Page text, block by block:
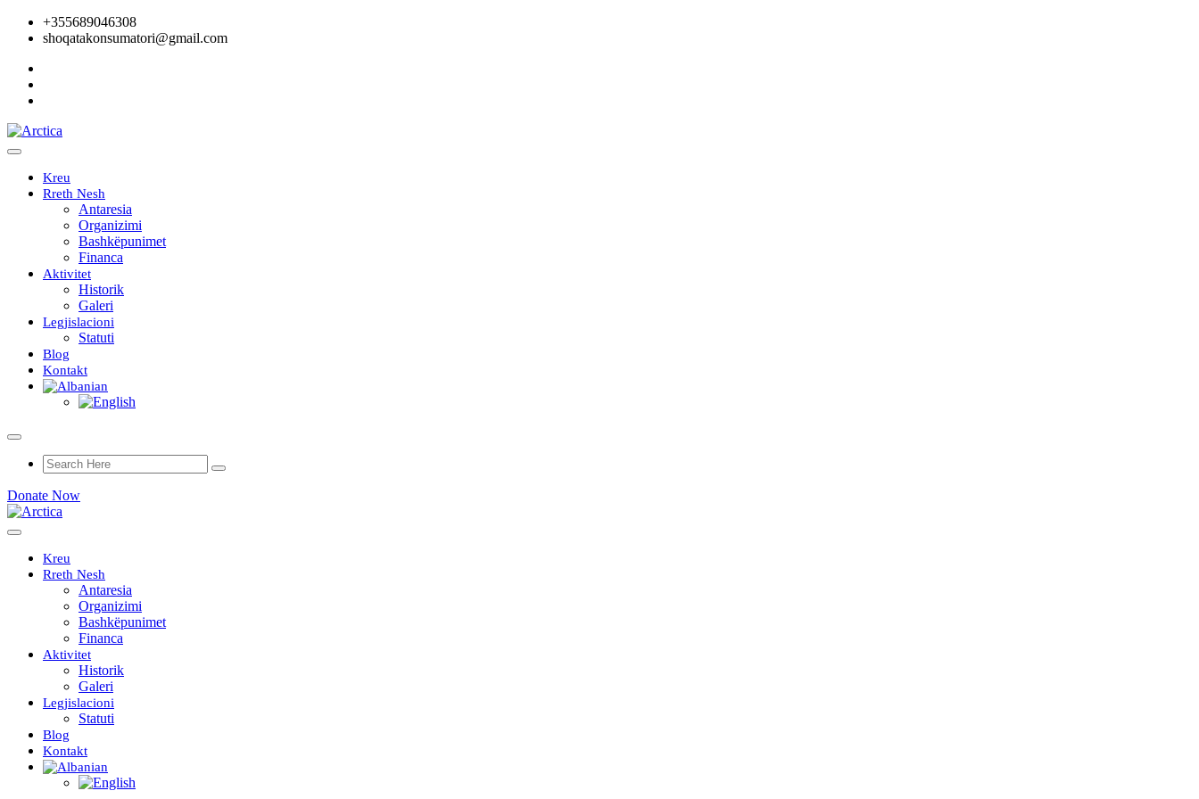
+355689046308
shoqatakonsumatori@gmail.com
Kreu
Rreth Nesh
Antaresia
Organizimi
Bashkëpunimet
Financa
Aktivitet
Historik
Galeri
Legjislacioni
Statuti
Blog
Kontakt
Donate Now
Kreu
Rreth Nesh
Antaresia
Organizimi
Bashkëpunimet
Financa
Aktivitet
Historik
Galeri
Legjislacioni
Statuti
Blog
Kontakt